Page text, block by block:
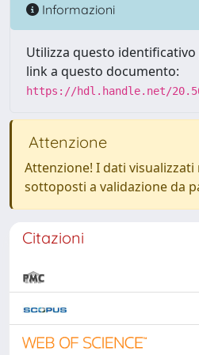
Informazioni
Utilizza questo
link a questo documento:
https://hdl.handle.net/
Attenzione
Attenzione! I dati
sottoposti a validazione da
Citazioni